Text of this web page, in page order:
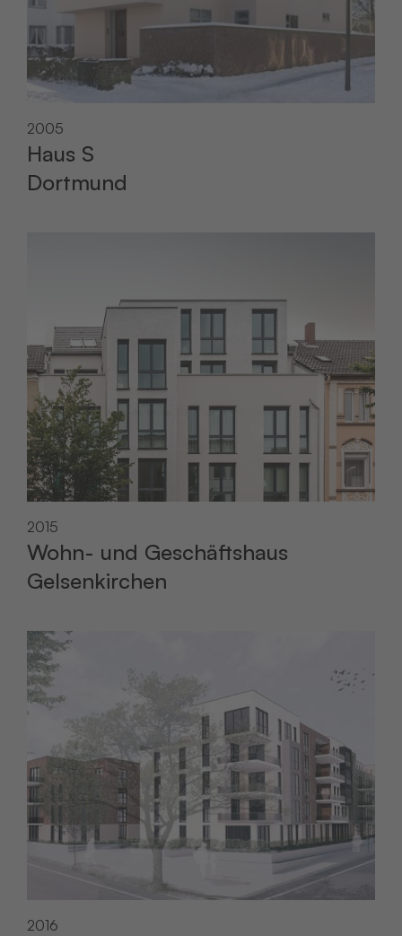
2005
Haus S
Dortmund
2015
Wohn- und Geschäftshaus
Gelsenkirchen
2016